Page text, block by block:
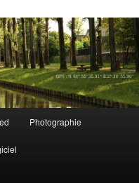
Photographie